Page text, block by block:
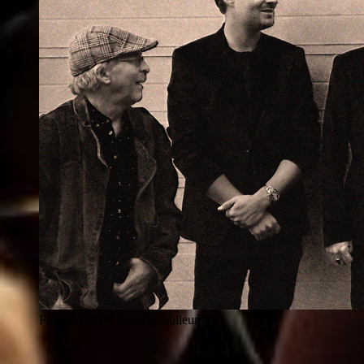
Flavius (2019, 50-jarig jubileum)